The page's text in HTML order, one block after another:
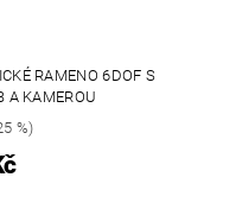
RAMENO 6DOF S
A KAMEROU
%)